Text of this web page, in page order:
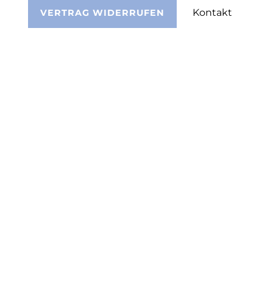
VERTRAG WIDERRUFEN Kontakt